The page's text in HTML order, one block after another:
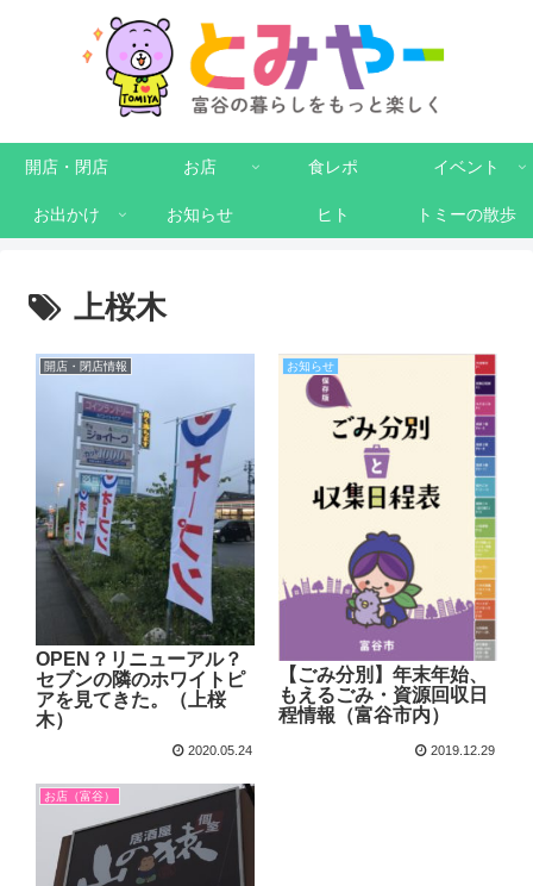
開店・閉店 お店 食レポ イベント
お出かけ お知らせ ヒト トミーの散歩
上桜木
開店・閉店情報
OPEN？リニューアル？
セブンの隣のホワイトピ
アを見てきた。（上桜
木）
2020.05.24
お知らせ
【ごみ分別】年末年始、
もえるごみ・資源回収日
程情報（富谷市内）
2019.12.29
お店（富谷）